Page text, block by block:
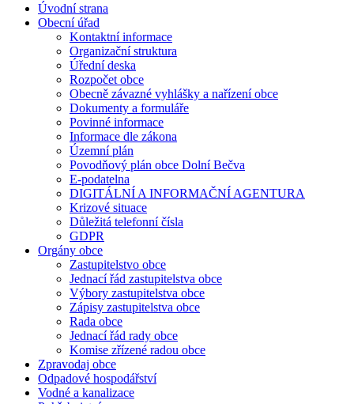
Úvodní strana
Obecní úřad
Kontaktní informace
Organizační struktura
Úřední deska
Rozpočet obce
Obecně závazné vyhlášky a nařízení obce
Dokumenty a formuláře
Povinné informace
Informace dle zákona
Územní plán
Povodňový plán obce Dolní Bečva
E-podatelna
DIGITÁLNÍ A INFORMAČNÍ AGENTURA
Krizové situace
Důležitá telefonní čísla
GDPR
Orgány obce
Zastupitelstvo obce
Jednací řád zastupitelstva obce
Výbory zastupitelstva obce
Zápisy zastupitelstva obce
Rada obce
Jednací řád rady obce
Komise zřízené radou obce
Zpravodaj obce
Odpadové hospodářství
Vodné a kanalizace